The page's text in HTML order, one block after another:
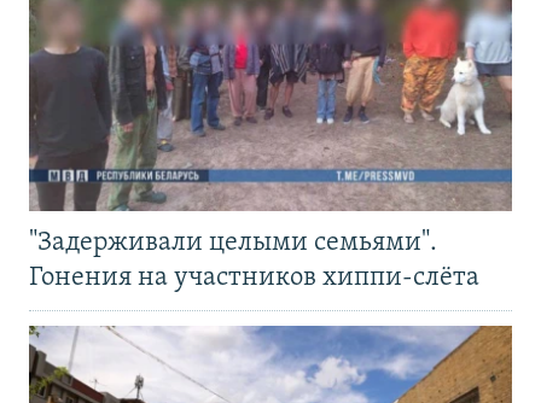
"Задерживали целыми семьями".
Гонения на участников хиппи-слёта